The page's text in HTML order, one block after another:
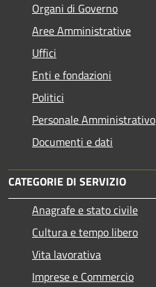
Organi di Governo
Aree Amministrative
Uffici
Enti e fondazioni
Politici
Personale Amministrativo
Documenti e dati
CATEGORIE DI SERVIZIO
Anagrafe e stato civile
Cultura e tempo libero
Vita lavorativa
Imprese e Commercio